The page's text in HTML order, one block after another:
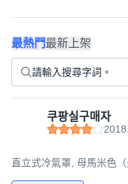
最熱門最新上架
쿠팡실구매자
直立式冷氣罩, 母馬米色